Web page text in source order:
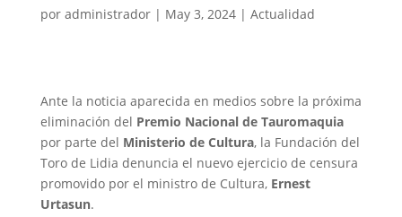
por administrador| May 3, 2024| Actualidad
Ante la noticia aparecida en medios sobre la próxima
eliminación del Premio Nacional de Tauromaquia
por parte del Ministerio de Cultura, la Fundación del
Toro de Lidia denuncia el nuevo ejercicio de censura
promovido por el ministro de Cultura, Ernest
Urtasun.